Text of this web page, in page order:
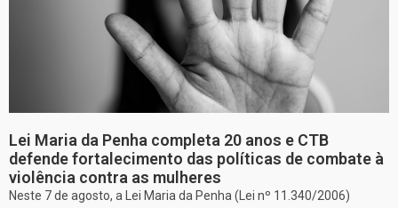
Lei Maria da Penha completa 20 anos e CTB
defende fortalecimento das políticas de combate à
violência contra as mulheres
Neste 7 de agosto, a Lei Maria da Penha (Lei nº 11.340/2006)